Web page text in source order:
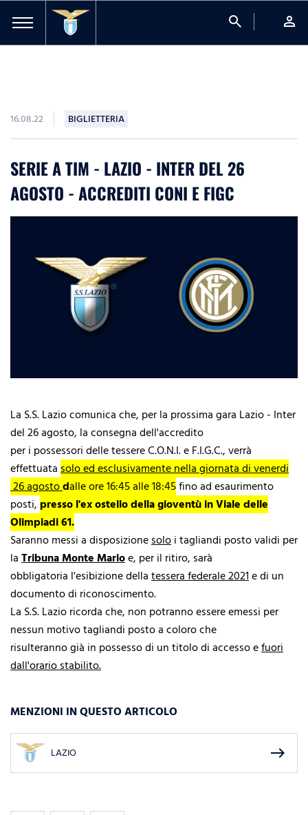
search person
16.08.22 BIGLIETTERIA
SERIE A TIM - LAZIO - INTER DEL 26
AGOSTO - ACCREDITI CONI E FIGC
La S.S. Lazio comunica che, per la prossima gara Lazio - Inter
del 26 agosto, la consegna dell'accredito
per i possessori delle tessere C.O.N.I. e F.I.G.C., verrà
effettuatasolo ed esclusivamente nella giornata di venerdi
26 agostodalle ore 16:45 alle 18:45fino ad esaurimento
posti, presso l'ex ostello della gioventù in Viale delle
Olimpiadi 61.
Saranno messi a disposizionesoloi tagliandi posto validi per
laTribuna Monte Marioe, per il ritiro, sarà
obbligatoria l'esibizione dellatessera federale 2021e di un
documento di riconoscimento.
La S.S. Lazio ricorda che, non potranno essere emessi per
nessun motivo tagliandi posto a coloro che
risulteranno già in possesso di un titolo di accesso efuori
dall'orario stabilito.
MENZIONI IN QUESTO ARTICOLO
LAZIO east